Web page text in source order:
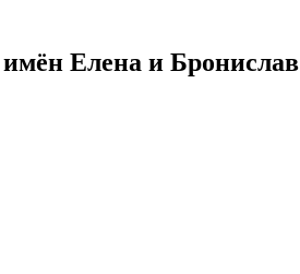
Елена и Бронислав